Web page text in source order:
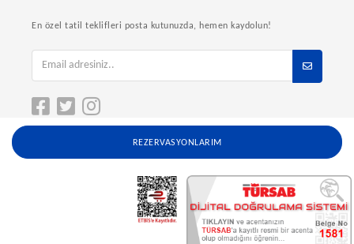
En özel tatil teklifleri posta kutunuzda, hemen kaydolun!
REZERVASYONLARIM